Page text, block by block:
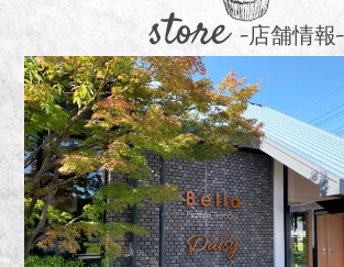
store-店舗情報-